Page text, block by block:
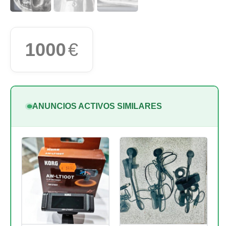
1000€
ANUNCIOS ACTIVOS SIMILARES